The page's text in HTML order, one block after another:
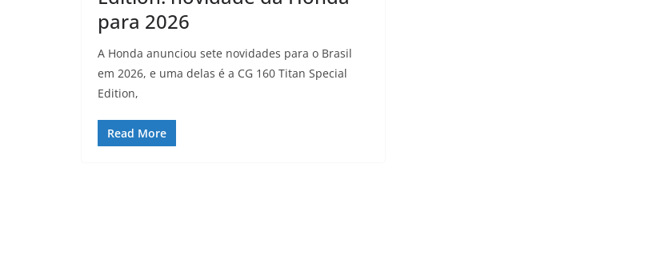
para 2026
A Honda anunciou sete novidades para o Brasil
em 2026, e uma delas é a CG 160 Titan Special
Edition,
Read More